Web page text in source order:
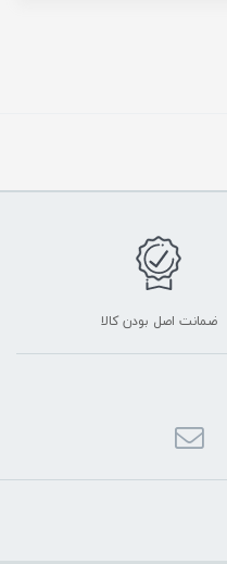
ضمانت اصل بودن کالا